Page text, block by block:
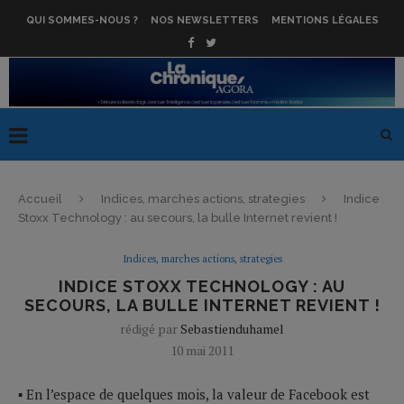
QUI SOMMES-NOUS ? NOS NEWSLETTERS MENTIONS LÉGALES
Accueil Indices, marches actions, strategies
Indice
Stoxx Technology : au secours, la bulle Internet revient !
Indices, marches actions, strategies
INDICE STOXX TECHNOLOGY : AU
SECOURS, LA BULLE INTERNET REVIENT !
rédigé par Sebastienduhamel
10 mai 2011
▪ En l’espace de quelques mois, la valeur de Facebook est